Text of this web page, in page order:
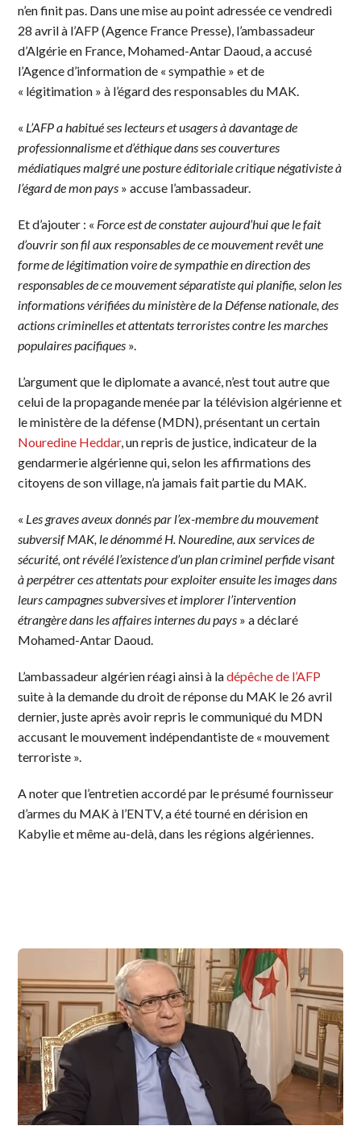
n’en finit pas. Dans une mise au point adressée ce vendredi
28 avril à l’AFP (Agence France Presse), l’ambassadeur
d’Algérie en France, Mohamed-Antar Daoud, a accusé
l’Agence d’information de « sympathie » et de
« légitimation » à l’égard des responsables du MAK.
« L’AFP a habitué ses lecteurs et usagers à davantage de
professionnalisme et d’éthique dans ses couvertures
médiatiques malgré une posture éditoriale critique négativiste à
l’égard de mon pays » accuse l’ambassadeur.
Et d’ajouter : « Force est de constater aujourd’hui que le fait
d’ouvrir son fil aux responsables de ce mouvement revêt une
forme de légitimation voire de sympathie en direction des
responsables de ce mouvement séparatiste qui planifie, selon les
informations vérifiées du ministère de la Défense nationale, des
actions criminelles et attentats terroristes contre les marches
populaires pacifiques ».
L’argument que le diplomate a avancé, n’est tout autre que
celui de la propagande menée par la télévision algérienne et
le ministère de la défense (MDN), présentant un certain
Nouredine Heddar, un repris de justice, indicateur de la
gendarmerie algérienne qui, selon les affirmations des
citoyens de son village, n’a jamais fait partie du MAK.
« Les graves aveux donnés par l’ex-membre du mouvement
subversif MAK, le dénommé H. Nouredine, aux services de
sécurité, ont révélé l’existence d’un plan criminel perfide visant
à perpétrer ces attentats pour exploiter ensuite les images dans
leurs campagnes subversives et implorer l’intervention
étrangère dans les affaires internes du pays » a déclaré
Mohamed-Antar Daoud.
L’ambassadeur algérien réagi ainsi à ladépêche de l’AFP
suite à la demande du droit de réponse du MAK le 26 avril
dernier, juste après avoir repris le communiqué du MDN
accusant le mouvement indépendantiste de « mouvement
terroriste ».
A noter que l’entretien accordé par le présumé fournisseur
d’armes du MAK à l’ENTV, a été tourné en dérision en
Kabylie et même au-delà, dans les régions algériennes.